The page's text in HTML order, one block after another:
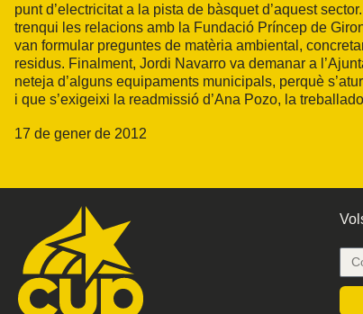
punt d’electricitat a la pista de bàsquet d’aquest
trenqui les relacions amb la Fundació Príncep de
van formular preguntes de matèria ambiental,
residus. Finalment, Jordi Navarro va demanar a
neteja d’alguns equipaments municipals, perquè
i que s’exigeixi la readmissió d’Ana Pozo, la
17 de gener de 2012